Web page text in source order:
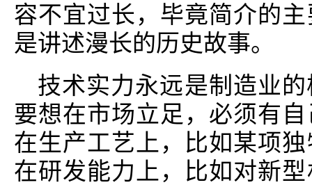
容不宜过长，毕竟简介的
是讲述漫长的历史故事。
技术实力永远是制造业
要想在市场立足，必须有
在生产工艺上，比如某项
在研发能力上，比如对新